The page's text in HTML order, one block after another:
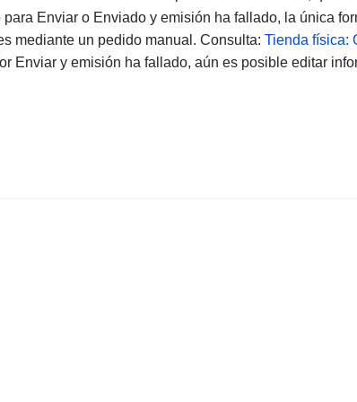
Enviar o Enviado y emisión ha fallado, la única
mediante un pedido manual. Consulta: Tienda física:
Enviar y emisión ha fallado, aún es posible editar